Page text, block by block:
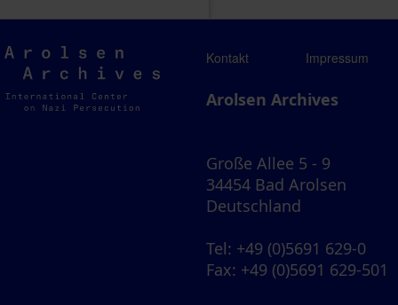
Arolsen
Archives
Kontakt Impressum
Arolsen Archives
Große Allee 5 - 9
34454 Bad Arolsen
Deutschland
Tel: +49 (0)5691 629-0
Fax: +49 (0)5691 629-501